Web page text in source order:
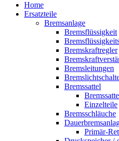
Home
Ersatzteile
Bremsanlage
Bremsflüssigkeit
Bremskraftregler
Bremsleitungen
Bremssattel
Einzelteile
Bremsschläuche
Primär-